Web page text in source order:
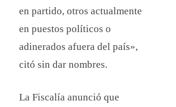
en partido, otros actualmente
en puestos políticos o
adinerados afuera del país»,
citó sin dar nombres.
La Fiscalía anunció que